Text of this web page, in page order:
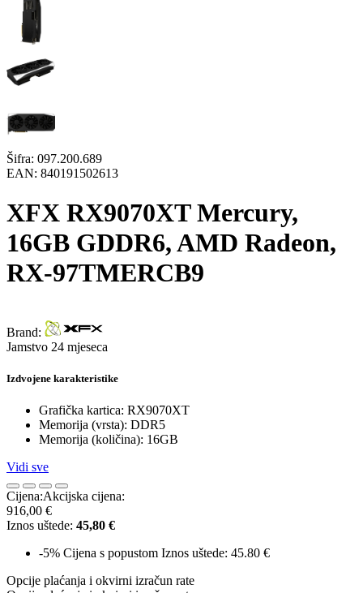
Šifra: 097.200.689
EAN: 840191502613
XFX RX9070XT Mercury,
16GB GDDR6, AMD Radeon,
RX-97TMERCB9
Brand:
Jamstvo 24 mjeseca
Izdvojene karakteristike
Grafička kartica: RX9070XT
Memorija (vrsta): DDR5
Memorija (količina): 16GB
Vidi sve
Cijena:Akcijska cijena:
916,00 €
Iznos uštede: 45,80 €
-5% Cijena s popustom Iznos uštede: 45.80 €
Opcije plaćanja i okvirni izračun rate